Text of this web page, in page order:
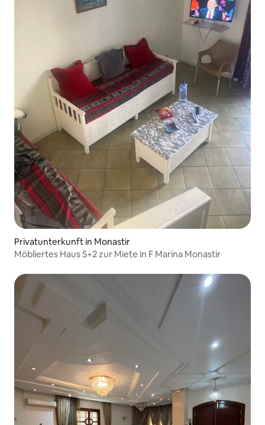
Privatunterkunft in Monastir
Möbliertes Haus S+2 zur Miete in F Marina Monastir